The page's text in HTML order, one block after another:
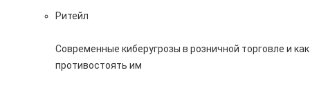
Ритейл
Современные киберугрозы в розничной торговле и как
противостоять им